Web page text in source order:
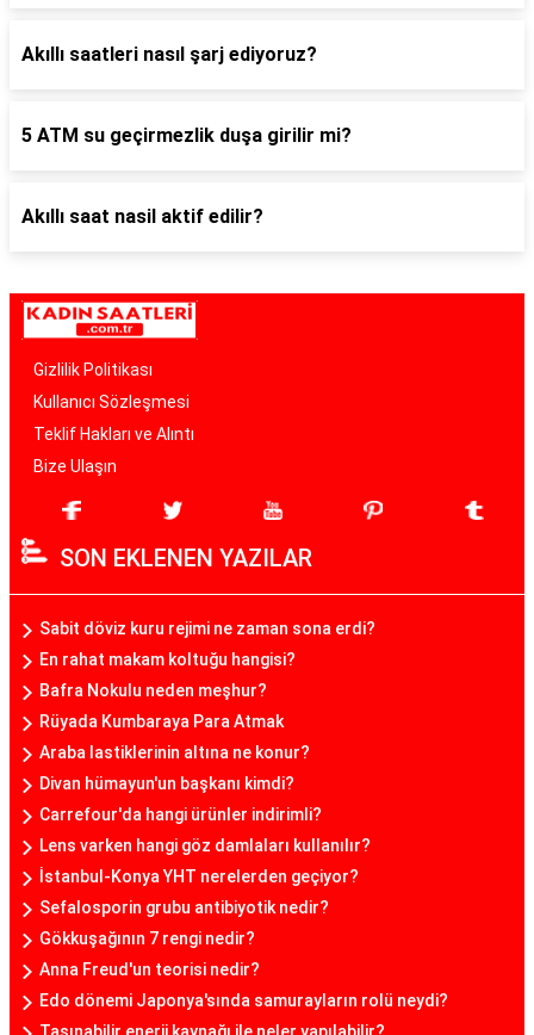
Akıllı saatleri nasıl şarj ediyoruz?
5 ATM su geçirmezlik duşa girilir mi?
Akıllı saat nasil aktif edilir?
Gizlilik Politikası
Kullanıcı Sözleşmesi
Teklif Hakları ve Alıntı
Bize Ulaşın
SON EKLENEN YAZILAR
Sabit döviz kuru rejimi ne zaman sona erdi?
En rahat makam koltuğu hangisi?
Bafra Nokulu neden meşhur?
Rüyada Kumbaraya Para Atmak
Araba lastiklerinin altına ne konur?
Divan hümayun'un başkanı kimdi?
Carrefour'da hangi ürünler indirimli?
Lens varken hangi göz damlaları kullanılır?
İstanbul-Konya YHT nerelerden geçiyor?
Sefalosporin grubu antibiyotik nedir?
Gökkuşağının 7 rengi nedir?
Anna Freud'un teorisi nedir?
Edo dönemi Japonya'sında samurayların rolü neydi?